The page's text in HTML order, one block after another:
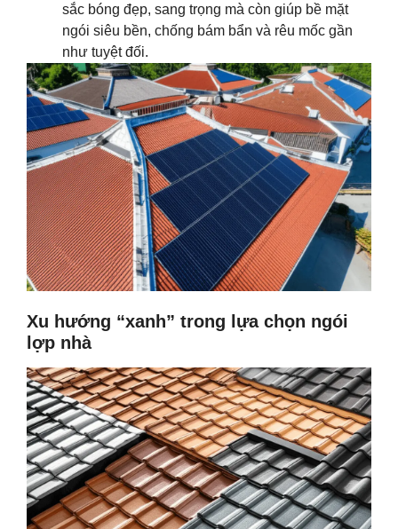
sắc bóng đẹp, sang trọng mà còn giúp bề mặt
ngói siêu bền, chống bám bẩn và rêu mốc gần
như tuyệt đối.
Xu hướng “xanh” trong lựa chọn ngói
lợp nhà